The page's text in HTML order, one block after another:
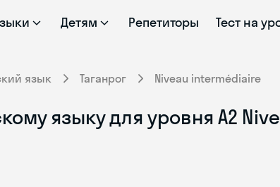
Детям Репетиторы Тест на
язык Таганрог Niveau intermédiaire
языку для уровня A2